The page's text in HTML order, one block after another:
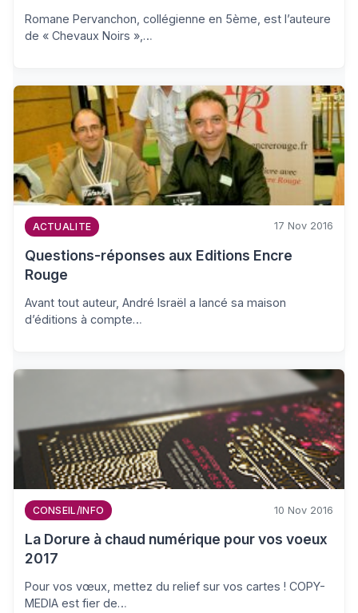
Romane Pervanchon, collégienne en 5ème, est l’auteure
de « Chevaux Noirs »,…
ACTUALITE 17 Nov 2016
Questions-réponses aux Editions Encre
Rouge
Avant tout auteur, André Israël a lancé sa maison
d’éditions à compte…
CONSEIL/INFO 10 Nov 2016
La Dorure à chaud numérique pour vos voeux
2017
Pour vos vœux, mettez du relief sur vos cartes ! COPY-
MEDIA est fier de…